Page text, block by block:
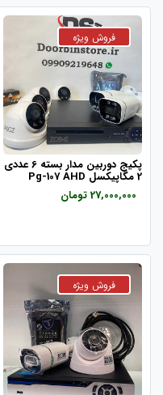
پکیج دوربین مدار بسته 6 عددی
2 مگاپیکسل Pg-107 AHD
27,000,000 تومان